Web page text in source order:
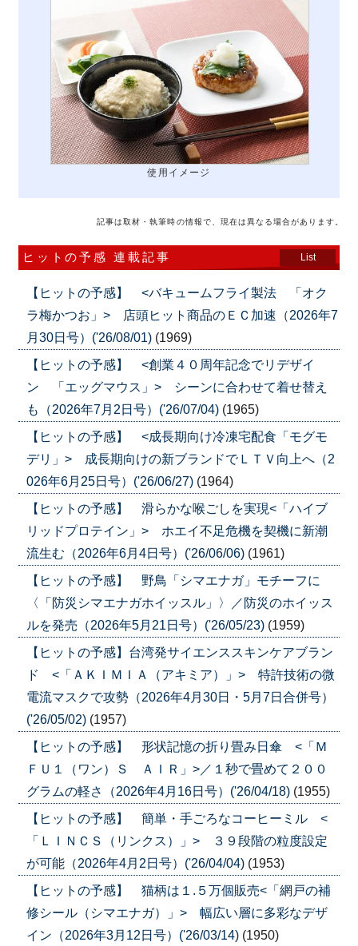
使用イメージ
記事は取材・執筆時の情報で、現在は異なる場合があります。
ヒットの予感 連載記事 List
【ヒットの予感】 <バキュームフライ製法 「オク
ラ梅かつお」> 店頭ヒット商品のＥＣ加速（2026年7
月30日号）('26/08/01) (1969)
【ヒットの予感】 <創業４０周年記念でリデザイ
ン 「エッグマウス」> シーンに合わせて着せ替え
も（2026年7月2日号）('26/07/04) (1965)
【ヒットの予感】 <成長期向け冷凍宅配食「モグモ
デリ」> 成長期向けの新ブランドでＬＴＶ向上へ（2
026年6月25日号）('26/06/27) (1964)
【ヒットの予感】 滑らかな喉ごしを実現<「ハイブ
リッドプロテイン」> ホエイ不足危機を契機に新潮
流生む（2026年6月4日号）('26/06/06) (1961)
【ヒットの予感】 野鳥「シマエナガ」モチーフに
〈「防災シマエナガホイッスル」〉／防災のホイッス
ルを発売（2026年5月21日号）('26/05/23) (1959)
【ヒットの予感】台湾発サイエンススキンケアブラン
ド <「ＡＫＩＭＩＡ（アキミア）」> 特許技術の微
電流マスクで攻勢（2026年4月30日・5月7日合併号）
('26/05/02) (1957)
【ヒットの予感】 形状記憶の折り畳み日傘 <「Ｍ
ＦＵ１（ワン）Ｓ ＡＩＲ」>／１秒で畳めて２００
グラムの軽さ（2026年4月16日号）('26/04/18) (1955)
【ヒットの予感】 簡単・手ごろなコーヒーミル <
「ＬＩＮＣＳ（リンクス）」> ３９段階の粒度設定
が可能（2026年4月2日号）('26/04/04) (1953)
【ヒットの予感】 猫柄は１.５万個販売<「網戸の補
修シール（シマエナガ）」> 幅広い層に多彩なデザ
イン（2026年3月12日号）('26/03/14) (1950)